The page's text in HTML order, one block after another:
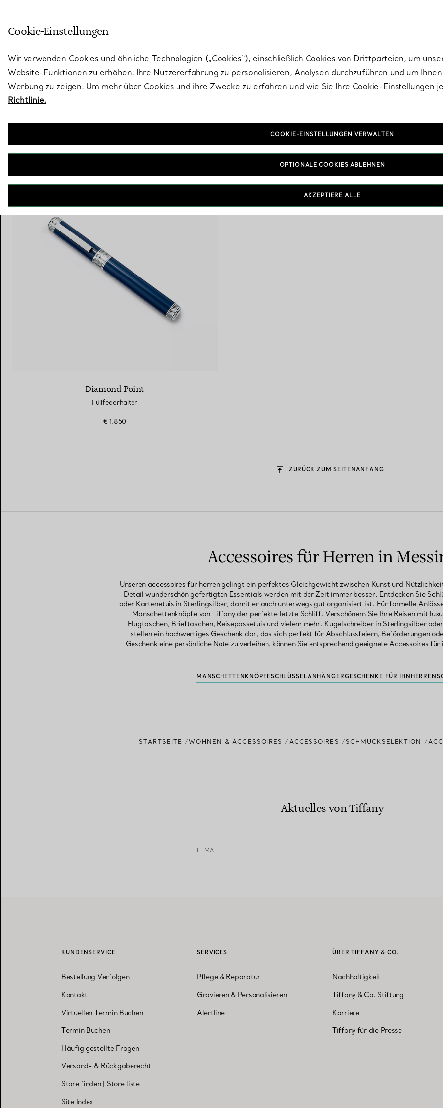
Eheringe für Damen
Vereinbaren Sie IhrenTermin
Accessoires für Herren in
Messing
Diamond Point
Füllfederhalter
€ 1.850
ZURÜCK ZUM SEITENANFANG
Accessoires für Herren in
Unseren accessoires für herren gelingt ein perfektes Gleichgewicht zwischen Kunst und
Detail wunderschön gefertigten Essentials werden mit der Zeit immer besser. Entdecken Sie
oder Kartenetuis in Sterlingsilber, damit er auch unterwegs gut organisiert ist. Für formelle
Manschettenknöpfe von Tiffany der perfekte letzte Schliff. Verschönern Sie Ihre Reisen mit
Flugtaschen, Brieftaschen, Reisepassetuis und vielem mehr. Kugelschreiber in Sterlingsilber
stellen ein hochwertiges Geschenk dar, das sich perfekt für Abschlussfeiern, Beförderungen
Geschenk eine persönliche Note zu verleihen, können Sie entsprechend geeignete Accessoires
MANSCHETTENKNÖPFESCHLÜSSELANHÄNGERGESCHENKE FÜR IHN
STARTSEITE WOHNEN & ACCESSOIRES ACCESSOIRES SCHMUCKSELEKTION
Aktuelles von Tiffany
E-MAIL
KUNDENSERVICE
Bestellung Verfolgen
Kontakt
Virtuellen Termin Buchen
Termin Buchen
Häufig gestellte Fragen
Versand- & Rückgaberecht
Store finden| Store liste
Site Index
SERVICES
Pflege & Reparatur
Gravieren & Personalisieren
Alertline
ÜBER TIFFANY & CO.
Nachhaltigkeit
Tiffany & Co. Stiftung
Karriere
Tiffany für die Presse
Cookie-Einstellungen
Wir verwenden Cookies und ähnliche Technologien („Cookies“), einschließlich Cookies von Drittparteien, um
Website-Funktionen zu erhöhen, Ihre Nutzererfahrung zu personalisieren, Analysen durchzuführen und um
Werbung zu zeigen. Um mehr über Cookies und ihre Zwecke zu erfahren und wie Sie Ihre Cookie-Einstellungen
Richtlinie.
COOKIE-EINSTELLUNGEN VERWALTEN
OPTIONALE COOKIES ABLEHNEN
AKZEPTIERE ALLE